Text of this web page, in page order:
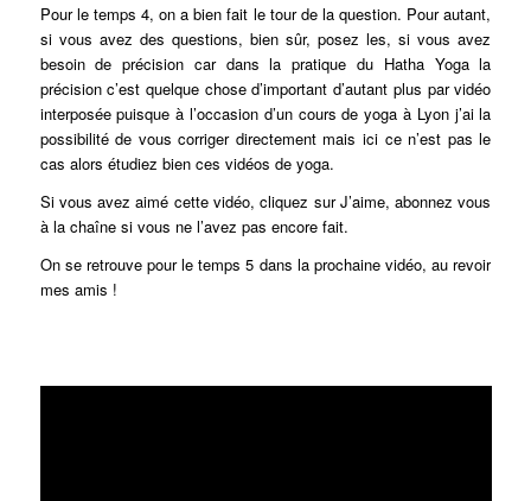
Pour le temps 4, on a bien fait le tour de la question. Pour autant,
si vous avez des questions, bien sûr, posez les, si vous avez
besoin de précision car dans la pratique du Hatha Yoga la
précision c’est quelque chose d’important d’autant plus par vidéo
interposée puisque à l’occasion d’un cours de yoga à Lyon j’ai la
possibilité de vous corriger directement mais ici ce n’est pas le
cas alors étudiez bien ces vidéos de yoga.
Si vous avez aimé cette vidéo, cliquez sur J’aime, abonnez vous
à la chaîne si vous ne l’avez pas encore fait.
On se retrouve pour le temps 5 dans la prochaine vidéo, au revoir
mes amis !